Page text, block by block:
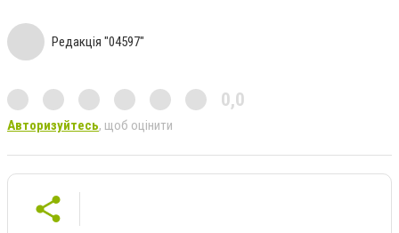
Редакція "04597"
0,0
Авторизуйтесь, щоб оцінити